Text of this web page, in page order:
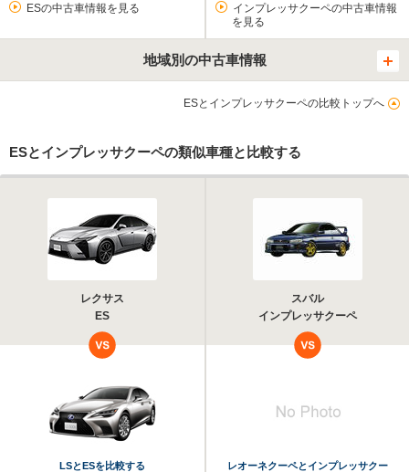
ESの中古車情報を見る
インプレッサクーペの中古車情報
を見る
地域別の中古車情報
ESとインプレッサクーペの比較トップへ
ESとインプレッサクーペの類似車種と比較する
レクサス
ES
スバル
インプレッサクーペ
LSとESを比較する
レオーネクーペとインプレッサクー